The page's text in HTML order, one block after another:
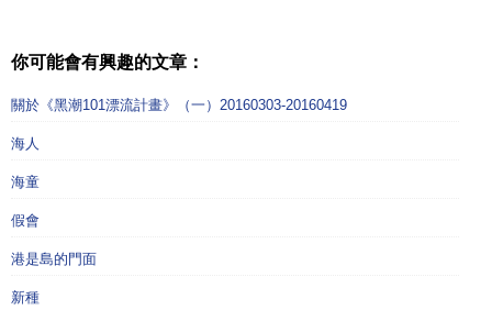
你可能會有興趣的文章：
關於《黑潮101漂流計畫》（一）20160303-20160419
海人
海童
假會
港是島的門面
新種